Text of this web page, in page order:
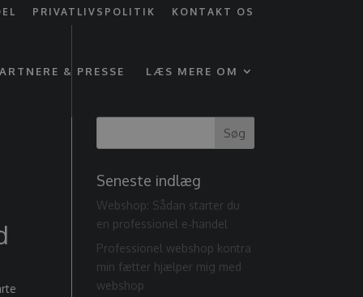
PRIVATLIVSPOLITIK KONTAKT OS
& PRESSE LÆS MERE OM
Seneste indlæg
Webshop: Sådan starter du
en professionel e‑handel
Professionel webshop kontra
min fætter hjælper mig med
webshop